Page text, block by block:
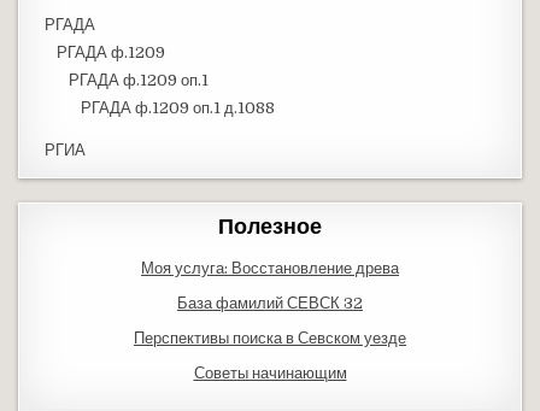
РГАДА
РГАДА ф.1209
РГАДА ф.1209 оп.1
РГАДА ф.1209 оп.1 д.1088
РГИА
Полезное
Моя услуга: Восстановление древа
База фамилий СЕВСК 32
Перспективы поиска в Севском уезде
Советы начинающим